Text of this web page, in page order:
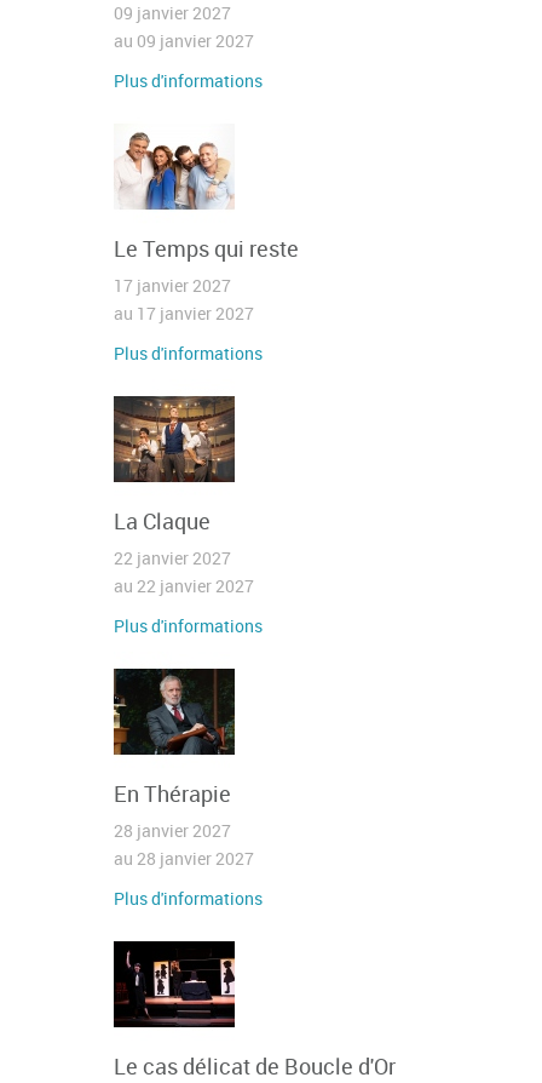
09 janvier 2027
au 09 janvier 2027
Plus d'informations
Le Temps qui reste
17 janvier 2027
au 17 janvier 2027
Plus d'informations
La Claque
22 janvier 2027
au 22 janvier 2027
Plus d'informations
En Thérapie
28 janvier 2027
au 28 janvier 2027
Plus d'informations
Le cas délicat de Boucle d'Or